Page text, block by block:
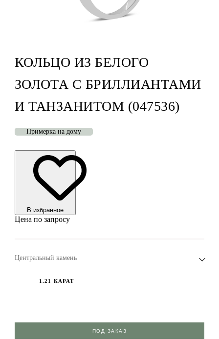
КОЛЬЦО ИЗ БЕЛОГО
ЗОЛОТА С БРИЛЛИАНТАМИ
И ТАНЗАНИТОМ (047536)
Примерка на дому
В избранноe
Цена по запросу
Центральный камень
1.21 КАРАТ
ПОД ЗАКАЗ